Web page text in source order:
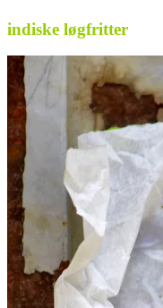
indiske løgfritter